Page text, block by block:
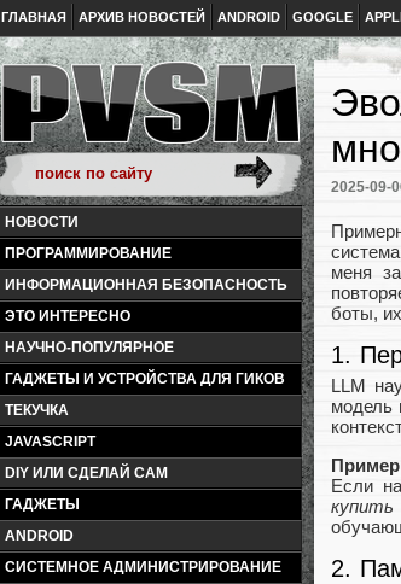
ГЛАВНАЯ АРХИВ НОВОСТЕЙ ANDROID GOOGLE
НОВОСТИ
ПРОГРАММИРОВАНИЕ
ИНФОРМАЦИОННАЯ БЕЗОПАСНОСТЬ
ЭТО ИНТЕРЕСНО
НАУЧНО-ПОПУЛЯРНОЕ
ГАДЖЕТЫ И УСТРОЙСТВА ДЛЯ ГИКОВ
ТЕКУЧКА
JAVASCRIPT
DIY ИЛИ СДЕЛАЙ САМ
ГАДЖЕТЫ
ANDROID
СИСТЕМНОЕ АДМИНИСТРИРОВАНИЕ
2025-09-
меня
боты,
1.
LLM
модель
Если
купить
2.